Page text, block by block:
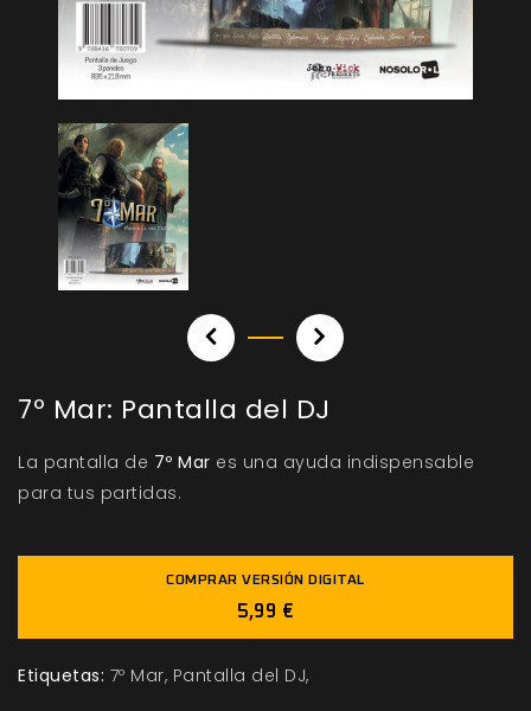
7º Mar: Pantalla del DJ
La pantalla de 7º Mar es una ayuda indispensable
para tus partidas.
COMPRAR VERSIÓN DIGITAL
5,99 €
Etiquetas: 7º Mar Pantalla del DJ